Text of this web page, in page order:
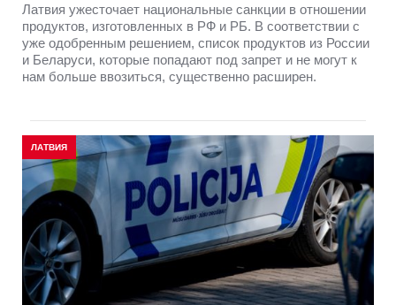
Латвия ужесточает национальные санкции в отношении
продуктов, изготовленных в РФ и РБ. В соответствии с
уже одобренным решением, список продуктов из России
и Беларуси, которые попадают под запрет и не могут к
нам больше ввозиться, существенно расширен.
ЛАТВИЯ